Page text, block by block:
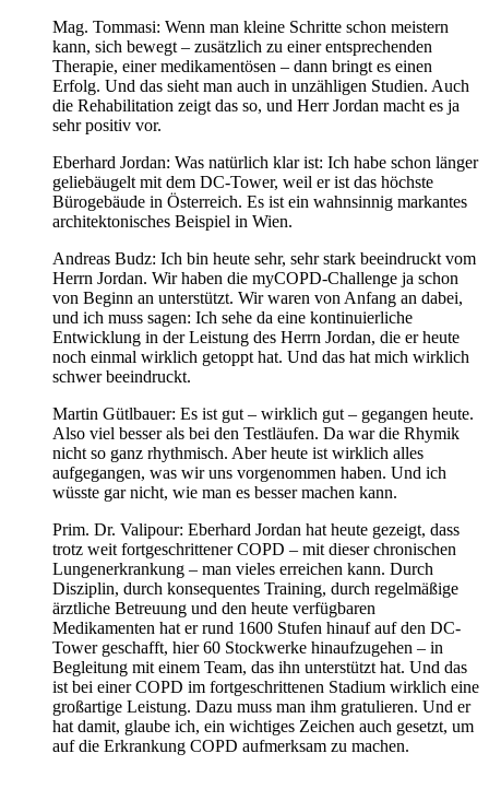
Mag. Tommasi: Wenn man kleine Schritte schon meistern
kann, sich bewegt – zusätzlich zu einer entsprechenden
Therapie, einer medikamentösen – dann bringt es einen
Erfolg. Und das sieht man auch in unzähligen Studien. Auch
die Rehabilitation zeigt das so, und Herr Jordan macht es ja
sehr positiv vor.
Eberhard Jordan: Was natürlich klar ist: Ich habe schon länger
geliebäugelt mit dem DC-Tower, weil er ist das höchste
Bürogebäude in Österreich. Es ist ein wahnsinnig markantes
architektonisches Beispiel in Wien.
Andreas Budz: Ich bin heute sehr, sehr stark beeindruckt vom
Herrn Jordan. Wir haben die myCOPD-Challenge ja schon
von Beginn an unterstützt. Wir waren von Anfang an dabei,
und ich muss sagen: Ich sehe da eine kontinuierliche
Entwicklung in der Leistung des Herrn Jordan, die er heute
noch einmal wirklich getoppt hat. Und das hat mich wirklich
schwer beeindruckt.
Martin Gütlbauer: Es ist gut – wirklich gut – gegangen heute.
Also viel besser als bei den Testläufen. Da war die Rhymik
nicht so ganz rhythmisch. Aber heute ist wirklich alles
aufgegangen, was wir uns vorgenommen haben. Und ich
wüsste gar nicht, wie man es besser machen kann.
Prim. Dr. Valipour: Eberhard Jordan hat heute gezeigt, dass
trotz weit fortgeschrittener COPD – mit dieser chronischen
Lungenerkrankung – man vieles erreichen kann. Durch
Disziplin, durch konsequentes Training, durch regelmäßige
ärztliche Betreuung und den heute verfügbaren
Medikamenten hat er rund 1600 Stufen hinauf auf den DC-
Tower geschafft, hier 60 Stockwerke hinaufzugehen – in
Begleitung mit einem Team, das ihn unterstützt hat. Und das
ist bei einer COPD im fortgeschrittenen Stadium wirklich eine
großartige Leistung. Dazu muss man ihm gratulieren. Und er
hat damit, glaube ich, ein wichtiges Zeichen auch gesetzt, um
auf die Erkrankung COPD aufmerksam zu machen.